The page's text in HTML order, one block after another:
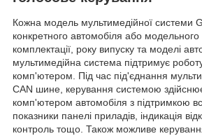
Кожна модель мультимедійної системи
конкретного автомобіля або
комплектації, року випуску та моделі
мультимедійна система підтримує
комп'ютером. Під час під'єднання
CAN шине , керування системою
комп'ютером автомобіля з підтримкою
показники панелі приладів, індикація
контроль тощо. Також можливе